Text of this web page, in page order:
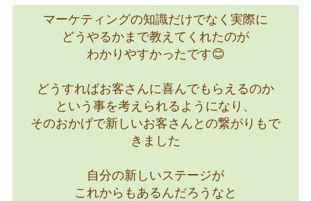
マーケティングの知識だけでなく実際に
どうやるかまで教えてくれたのが
わかりやすかったです😊
どうすればお客さんに喜んでもらえるのか
という事を考えられるようになり、
そのおかげで新しいお客さんとの繋がりもで
きました
自分の新しいステージが
これからもあるんだろうなと